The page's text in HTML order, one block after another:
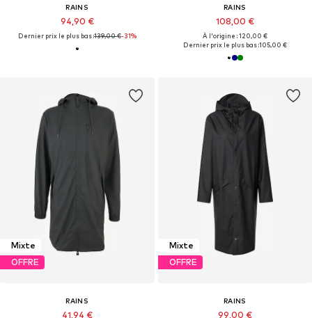
RAINS
94,90 €
Dernier prix le plus bas :139,00 €-31%
RAINS
108,00 €
À l'origine : 120,00 €
Dernier prix le plus bas :105,00 €
Mixte
OFFRE
RAINS
41,94 €
Mixte
OFFRE
RAINS
99,00 €